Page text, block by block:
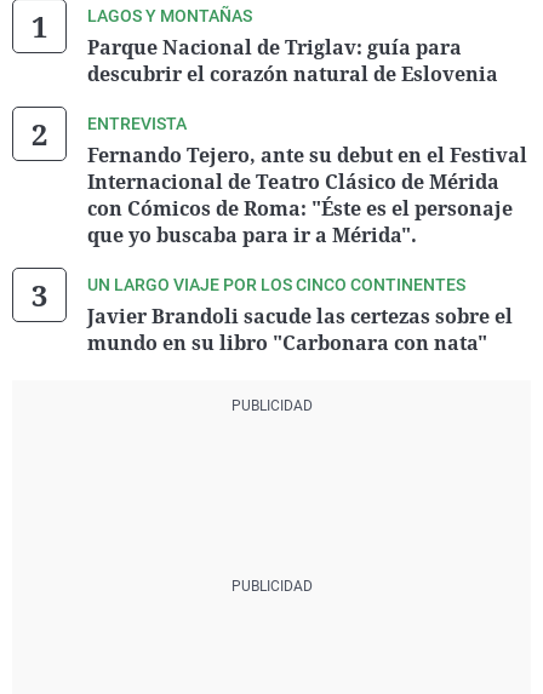
LAGOS Y MONTAÑAS
Parque Nacional de Triglav: guía para
descubrir el corazón natural de Eslovenia
ENTREVISTA
Fernando Tejero, ante su debut en el Festival
Internacional de Teatro Clásico de Mérida
con Cómicos de Roma: "Éste es el personaje
que yo buscaba para ir a Mérida".
UN LARGO VIAJE POR LOS CINCO CONTINENTES
Javier Brandoli sacude las certezas sobre el
mundo en su libro "Carbonara con nata"